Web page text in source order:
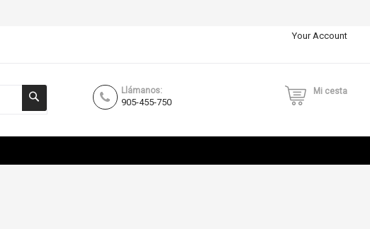
Your Account
Llámanos:
905-455-750
Mi cesta